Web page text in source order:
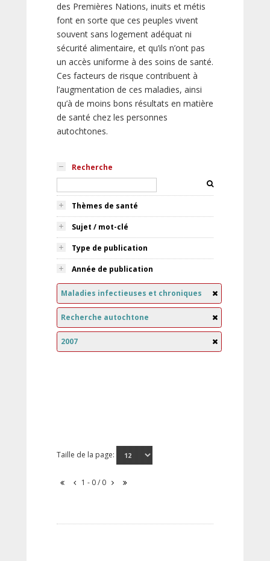
des Premières Nations, inuits et métis
font en sorte que ces peuples vivent
souvent sans logement adéquat ni
sécurité alimentaire, et qu’ils n’ont pas
un accès uniforme à des soins de santé.
Ces facteurs de risque contribuent à
l’augmentation de ces maladies, ainsi
qu’à de moins bons résultats en matière
de santé chez les personnes
autochtones.
Recherche
Thèmes de santé
Sujet / mot-clé
Type de publication
Année de publication
Maladies infectieuses et chroniques
Recherche autochtone
2007
Taille de la page:
1 - 0 / 0